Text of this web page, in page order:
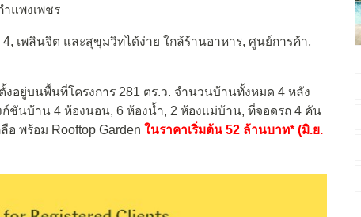
แพงเพชร
เพลินจิต และสุขุมวิทได้ง่าย ใกล้ร้านอาหาร, ศูนย์การค้า,
งอยู่บนพื้นที่โครงการ 281 ตร.ว. จำนวนบ้านทั้งหมด 4 หลัง
ชันบ้าน 4 ห้องนอน, 6 ห้องน้ำ, 2 ห้องแม่บ้าน, ที่จอดรถ 4 คัน
อ พร้อม Rooftop Garden ในราคาเริ่มต้น 52 ล้านบาท* (มิ.ย.